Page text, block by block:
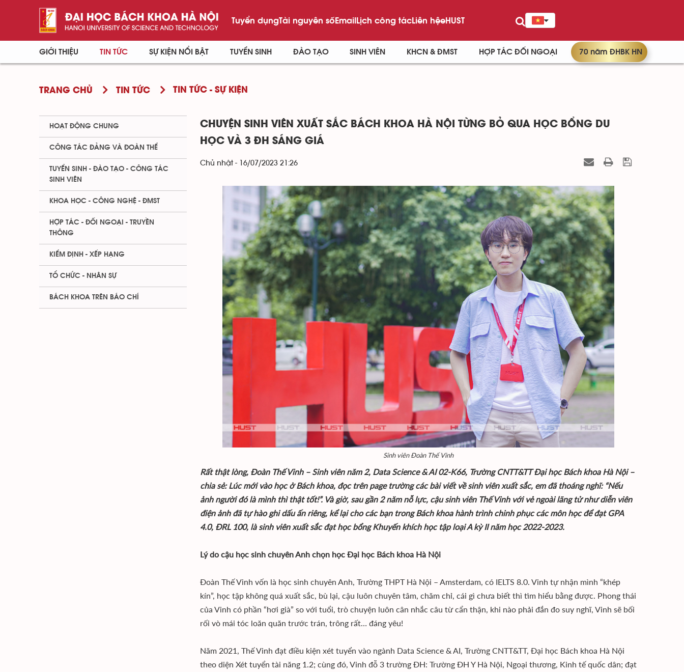
Tuyển dụngTài nguyên sốEmailLịch công tácLiên hệeHUST
GIỚI THIỆU TIN TỨC SỰ KIỆN NỔI BẬT TUYỂN SINH ĐÀO TẠO SINH VIÊN KHCN & ĐMST HỢP TÁC ĐỐI NGOẠI 70 năm ĐHBK HN
TRANG CHỦ TIN TỨC TIN TỨC - SỰ KIỆN
CHUYỆN SINH VIÊN XUẤT SẮC BÁCH KHOA HÀ NỘI TỪNG BỎ QUA HỌC BỔNG DU
HỌC VÀ 3 ĐH SÁNG GIÁ
Chủ nhật - 16/07/2023 21:26
Sinh viên Đoàn Thế Vinh
Rất thật lòng, Đoàn Thế Vinh – Sinh viên năm 2, Data Science & AI 02-K66, Trường CNTT&TT Đại học Bách khoa Hà Nội –
chia sẻ: Lúc mới vào học ở Bách khoa, đọc trên page trường các bài viết về sinh viên xuất sắc, em đã thoáng nghĩ: “Nếu
ảnh người đó là mình thì thật tốt!”. Và giờ, sau gần 2 năm nỗ lực, cậu sinh viên Thế Vinh với vẻ ngoài lãng tử như diễn viên
điện ảnh đã tự hào ghi dấu ấn riêng, kể lại cho các bạn trong Bách khoa hành trình chinh phục các môn học để đạt GPA
4.0, ĐRL 100, là sinh viên xuất sắc đạt học bổng Khuyến khích học tập loại A kỳ II năm học 2022-2023.
Lý do cậu học sinh chuyên Anh chọn học Đại học Bách khoa Hà Nội
Đoàn Thế Vinh vốn là học sinh chuyên Anh, Trường THPT Hà Nội – Amsterdam, có IELTS 8.0. Vinh tự nhận mình “khép
kín”, học tập không quá xuất sắc, bù lại, cậu luôn chuyên tâm, chăm chỉ, cái gì chưa biết thì tìm hiểu bằng được. Phong thái
của Vinh có phần “hơi già” so với tuổi, trò chuyện luôn cân nhắc câu từ cẩn thận, khi nào phải đắn đo suy nghĩ, Vinh sẽ bối
rối vò mái tóc loăn quăn trước trán, trông rất… đáng yêu!
Năm 2021, Thế Vinh đạt điều kiện xét tuyển vào ngành Data Science & AI, Trường CNTT&TT, Đại học Bách khoa Hà Nội
theo diện Xét tuyển tài năng 1.2; cùng đó, Vinh đỗ 3 trường ĐH: Trường ĐH Y Hà Nội, Ngoại thương, Kinh tế quốc dân; đạt
HOẠT ĐỘNG CHUNG
CÔNG TÁC ĐẢNG VÀ ĐOÀN THỂ
TUYỂN SINH - ĐÀO TẠO - CÔNG TÁC
SINH VIÊN
KHOA HỌC - CÔNG NGHỆ - ĐMST
HỢP TÁC - ĐỐI NGOẠI - TRUYỀN
THÔNG
KIỂM ĐỊNH - XẾP HẠNG
TỔ CHỨC - NHÂN SỰ
BÁCH KHOA TRÊN BÁO CHÍ